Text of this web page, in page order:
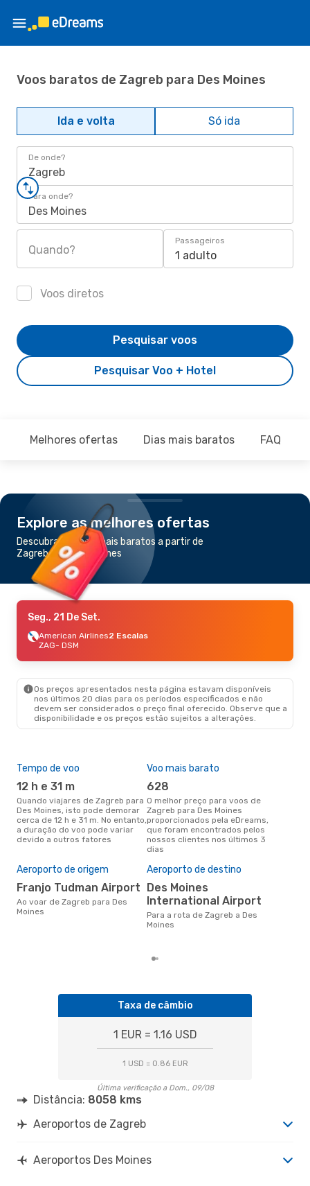
Voos baratos de Zagreb para Des Moines
Ida e volta Só ida
De onde?
Zagreb
Para onde?
Des Moines
Quando?
Passageiros
1 adulto
Voos diretos
Pesquisar Voo + Hotel
Pesquisar voos
Melhores ofertas Dias mais baratos FAQ
Explore as melhores ofertas
Descubra os voos mais baratos a partir de
Zagreb para Des Moines
Seg., 21 De Set.
American Airlines2 Escalas
ZAG- DSM
Os preços apresentados nesta página estavam disponíveis
nos últimos 20 dias para os períodos especificados e não
devem ser considerados o preço final oferecido. Observe que a
disponibilidade e os preços estão sujeitos a alterações.
Tempo de voo
12 h e 31 m
Quando viajares de Zagreb para
Des Moines, isto pode demorar
cerca de 12 h e 31 m. No entanto,
a duração do voo pode variar
devido a outros fatores
Voo mais barato
628
O melhor preço para voos de
Zagreb para Des Moines
proporcionados pela eDreams,
que foram encontrados pelos
nossos clientes nos últimos 3
dias
Aeroporto de origem
Franjo Tudman Airport
Ao voar de Zagreb para Des
Moines
Aeroporto de destino
Des Moines
International Airport
Para a rota de Zagreb a Des
Moines
Taxa de câmbio
1 EUR = 1.16 USD
1 USD = 0.86 EUR
Última verificação a Dom., 09/08
Distância: 8058 kms
Aeroportos de Zagreb
Aeroportos Des Moines